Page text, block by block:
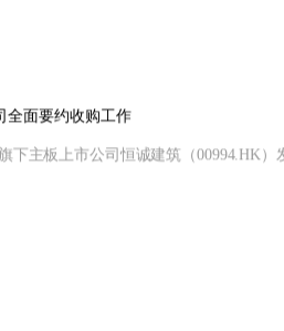
全面要约收购工作
下主板上市公司恒诚建筑（00994.HK